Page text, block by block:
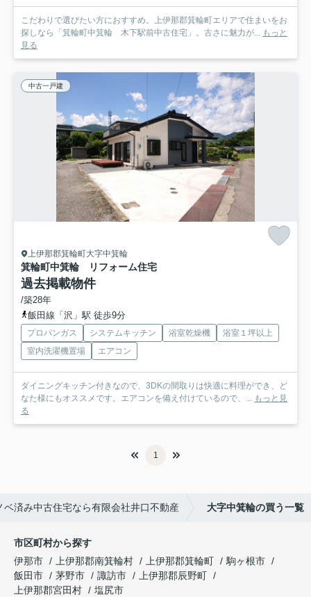
こだわりで選びたい方におすすめ。上伊那郡箕輪町エリアで住まいをお
探しなら「箕輪町中箕輪 木下駅前中古住宅」。古さに魅力が... もっと
見る
中古一戸建
上伊那郡箕輪町大字中箕輪
箕輪町中箕輪 リフォーム住宅
過去掲載物件
/築28年
飯田線「沢」駅 徒歩9分
プロパンガス システムキッチン 浴室乾燥機
浴室１坪以上
室内洗濯機置場
エアコン
ダイニングキッチン付きなので、3DKの間取りは快適に料理ができ、ど
なた様にもオススメです。エアコンを備え付けているので、... もっと見
る
1
済み中古住宅なら有限会社井口不動産 大字中箕輪の買う一覧
市区町村から探す
伊那市
上伊那郡南箕輪村 上伊那郡箕輪町
駒ヶ根市
飯田市
茅野市 諏訪市
上伊那郡辰野町
上伊那郡宮田村
塩尻市